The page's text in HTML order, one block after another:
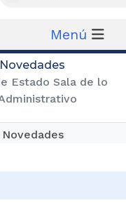
Menú
Estado Sala de lo